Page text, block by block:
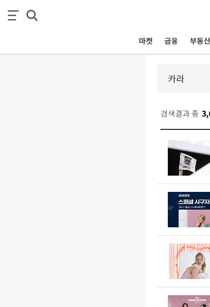
마켓 금융 부동산
검색결과 총